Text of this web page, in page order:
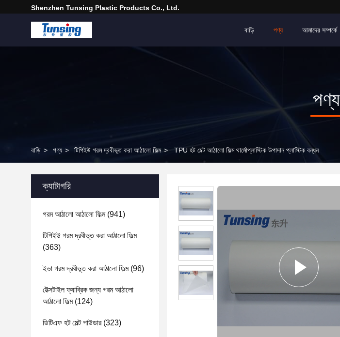
Shenzhen Tunsing Plastic Products Co., Ltd.
বাড়ি পণ্য আমাদের সম্পর্কে
পণ্য
বাড়ি > পণ্য > টিপিইউ গরম দ্রবীভূত করা আঠালো ফিল্ম > TPU হট মেল্ট আঠালো ফিল্ম থার্মোপ্লাস্টিক উপাদান প্লাস্টিক বন্ধন
ক্যাটাগরি
গরম আঠালো আঠালো ফিল্ম(941)
টিপিইউ গরম দ্রবীভূত করা আঠালো ফিল্ম
(363)
ইভা গরম দ্রবীভূত করা আঠালো ফিল্ম(96)
টেক্সটাইল ফ্যাব্রিক জন্য গরম আঠালো
আঠালো ফিল্ম(124)
ডিটিএফ হট মেল্ট পাউডার(323)